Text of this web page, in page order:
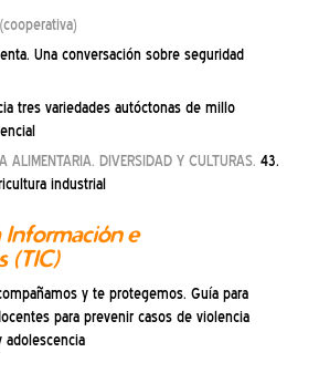
(cooperativa)
Una conversación sobre seguridad
tres variedades autóctonas de millo
ALIMENTARIA. DIVERSIDAD Y CULTURAS. 43.
industrial
Información e
(TIC)
y te protegemos. Guía para
para prevenir casos de violencia
adolescencia